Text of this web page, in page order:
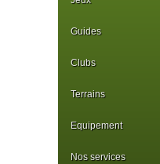
Guides
Clubs
Terrains
Equipement
Nos services